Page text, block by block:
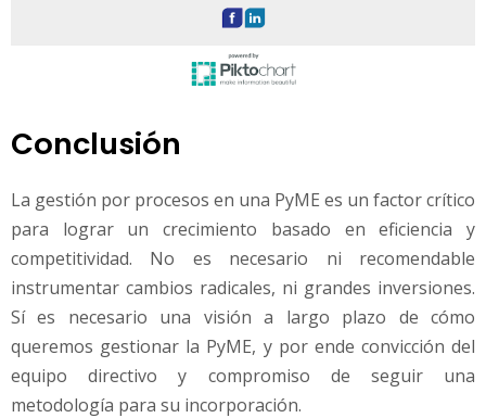
Conclusión
La gestión por procesos en una PyME es un factor crítico
para lograr un crecimiento basado en eficiencia y
competitividad. No es necesario ni recomendable
instrumentar cambios radicales, ni grandes inversiones.
Sí es necesario una visión a largo plazo de cómo
queremos gestionar la PyME, y por ende convicción del
equipo directivo y compromiso de seguir una
metodología para su incorporación.